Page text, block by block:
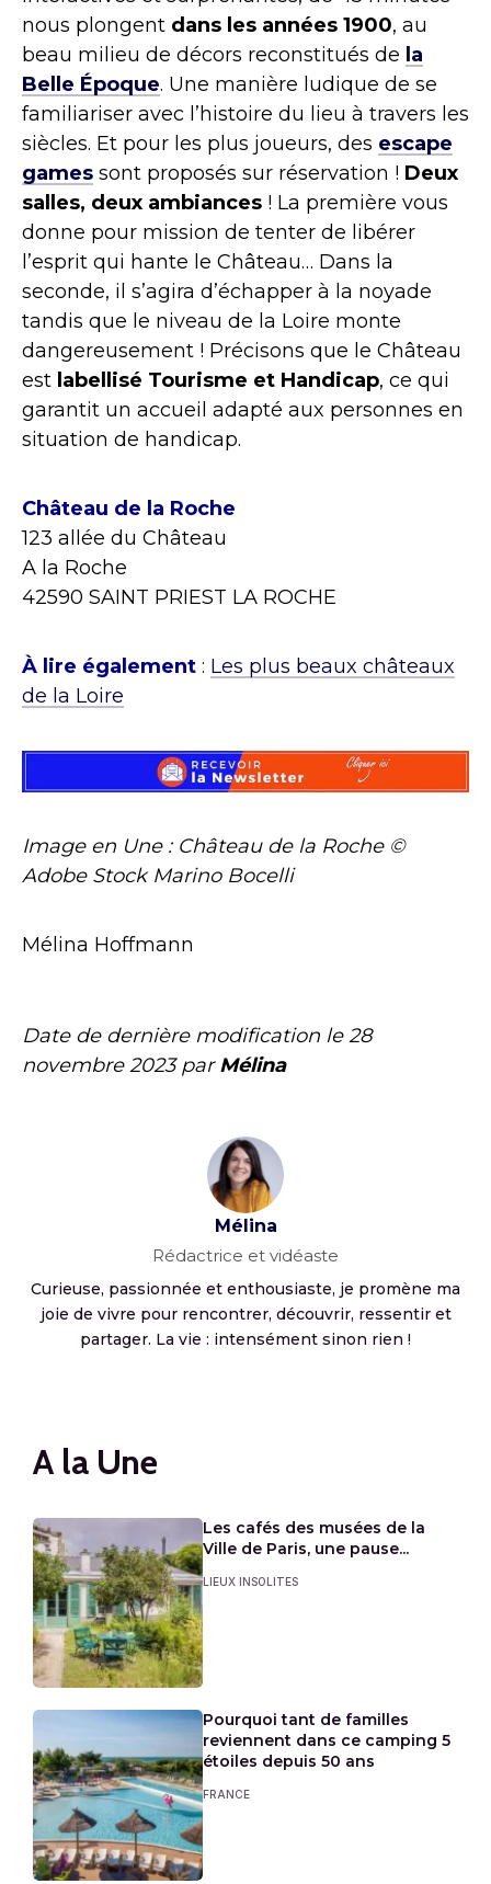
nous plongent dans les années 1900, au
beau milieu de décors reconstitués de la
Belle Époque. Une manière ludique de se
familiariser avec l’histoire du lieu à travers les
siècles. Et pour les plus joueurs, des escape
games sont proposés sur réservation ! Deux
salles, deux ambiances ! La première vous
donne pour mission de tenter de libérer
l’esprit qui hante le Château… Dans la
seconde, il s’agira d’échapper à la noyade
tandis que le niveau de la Loire monte
dangereusement ! Précisons que le Château
est labellisé Tourisme et Handicap, ce qui
garantit un accueil adapté aux personnes en
situation de handicap.
Château de la Roche
123 allée du Château
A la Roche
42590 SAINT PRIEST LA ROCHE
À lire également : Les plus beaux châteaux
de la Loire
Image en Une : Château de la Roche ©
Adobe Stock Marino Bocelli
Mélina Hoffmann
Date de dernière modification le28
novembre 2023parMélina
Mélina
Rédactrice et vidéaste
Curieuse, passionnée et enthousiaste, je promène ma
joie de vivre pour rencontrer, découvrir, ressentir et
partager. La vie : intensément sinon rien !
A la Une
Les cafés des musées de la
Ville de Paris, une pause...
LIEUX INSOLITES
Pourquoi tant de familles
reviennent dans ce camping 5
étoiles depuis 50 ans
FRANCE